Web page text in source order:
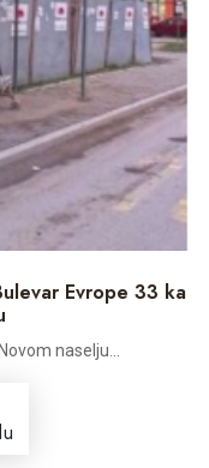
Evrope 33 ka
naselju...